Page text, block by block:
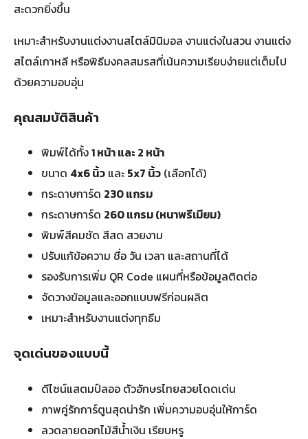
สะดวกยิ่งขึ้น
เหมาะสำหรับงานแต่งงานสไตล์มินิมอล งานแต่งในสวน งานแต่ง
สไตล์เกาหลี หรือพิธีมงคลสมรสที่เน้นความเรียบง่ายแต่เต็มไป
ด้วยความอบอุ่น
คุณสมบัติสินค้า
พิมพ์ได้ทั้ง1 หน้า และ 2 หน้า
ขนาด 4x6 นิ้ว และ 5x7 นิ้ว (เลือกได้)
กระดาษการ์ด 230 แกรม
กระดาษการ์ด 260 แกรม (หนาพรีเมียม)
พิมพ์สีคมชัด สีสด สวยงาม
ปรับแก้ข้อความ ชื่อ วัน เวลา และสถานที่ได้
รองรับการเพิ่ม QR Code แผนที่หรือข้อมูลติดต่อ
จัดวางข้อมูลและออกแบบฟรีก่อนผลิต
เหมาะสำหรับงานแต่งทุกธีม
จุดเด่นของแบบนี้
ดีไซน์แสตมป์ลออ ตัวอักษรไทยสวยโดดเด่น
ภาพคู่รักการ์ตูนสุดน่ารัก เพิ่มความอบอุ่นให้การ์ด
ลวดลายดอกไม้สีน้ำเงิน เรียบหรู